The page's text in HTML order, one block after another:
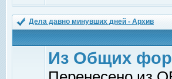
Дела давно минувших дней - Архив
Из Общих